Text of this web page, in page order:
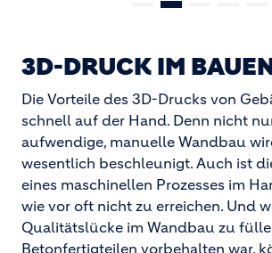
3D-DRUCK IM
Die Vorteile des 3D-Drucks von
schnell auf der Hand. Denn nicht
aufwendige, manuelle Wandbau
wesentlich beschleunigt. Auch ist
eines maschinellen Prozesses im
wie vor oft nicht zu erreichen. Und
Qualitätslücke im Wandbau zu
Betonfertigteilen vorbehalten war,